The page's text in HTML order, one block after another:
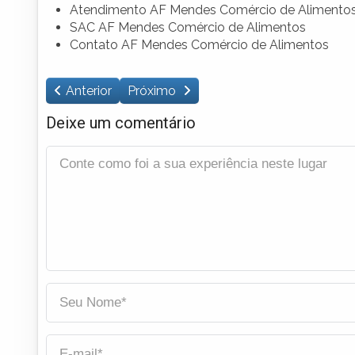
Atendimento AF Mendes Comércio de
SAC AF Mendes Comércio de Alimentos
Contato AF Mendes Comércio de Alimentos
Anterior Próximo
Deixe um comentário